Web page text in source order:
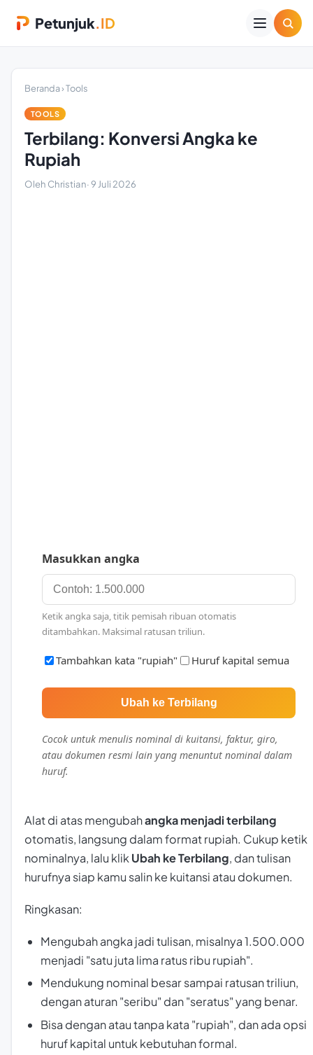
Petunjuk.ID
Beranda›Tools
TOOLS
Terbilang: Konversi Angka ke
Rupiah
Oleh Christian·9 Juli 2026
Masukkan angka
Ketik angka saja, titik pemisah ribuan otomatis
ditambahkan. Maksimal ratusan triliun.
Tambahkan kata "rupiah" Huruf kapital semua
Ubah ke Terbilang
Cocok untuk menulis nominal di kuitansi, faktur, giro,
atau dokumen resmi lain yang menuntut nominal dalam
huruf.
Alat di atas mengubahangka menjadi terbilang
otomatis, langsung dalam format rupiah. Cukup ketik
nominalnya, lalu klik Ubah ke Terbilang, dan tulisan
hurufnya siap kamu salin ke kuitansi atau dokumen.
Ringkasan:
Mengubah angka jadi tulisan, misalnya 1.500.000
menjadi "satu juta lima ratus ribu rupiah".
Mendukung nominal besar sampai ratusan triliun,
dengan aturan "seribu" dan "seratus" yang benar.
Bisa dengan atau tanpa kata "rupiah", dan ada opsi
huruf kapital untuk kebutuhan formal.